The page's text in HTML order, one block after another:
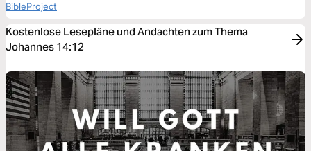
BibleProject
Kostenlose Lesepläne und Andachten zum Thema
Johannes 14:12